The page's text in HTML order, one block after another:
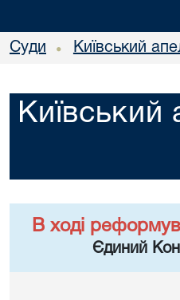
Суди • Київський
Київський
В ході
Єдиний